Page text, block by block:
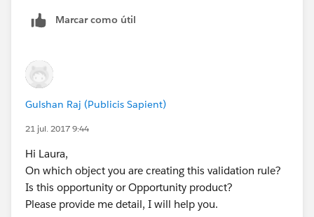
Marcar como útil
Gulshan Raj (Publicis Sapient)
21 jul. 2017 9:44
Hi Laura,
On which object you are creating this validation rule?
Is this opportunity or Opportunity product?
Please provide me detail, I will help you.